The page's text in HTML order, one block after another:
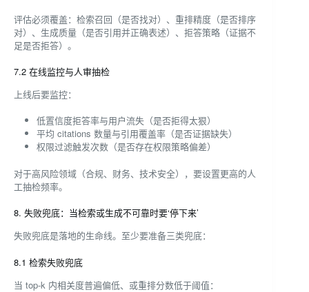
评估必须覆盖：检索召回（是否找对）、重排精度（是否排序
对）、生成质量（是否引用并正确表述）、拒答策略（证据不
足是否拒答）。
7.2 在线监控与人审抽检
上线后要监控：
低置信度拒答率与用户流失（是否拒得太狠）
平均 citations 数量与引用覆盖率（是否证据缺失）
权限过滤触发次数（是否存在权限策略偏差）
对于高风险领域（合规、财务、技术安全），要设置更高的人
工抽检频率。
8. 失败兜底：当检索或生成不可靠时要‘停下来’
失败兜底是落地的生命线。至少要准备三类兜底：
8.1 检索失败兜底
当 top-k 内相关度普遍偏低、或重排分数低于阈值：